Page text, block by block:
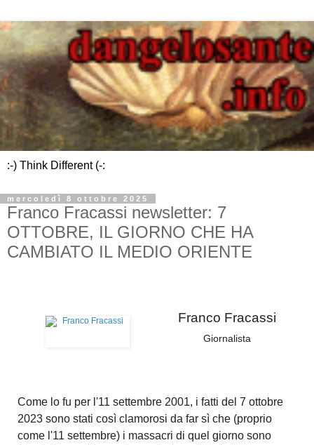
:-) Think Different (-:
mercoledì 8 ottobre 2025
Franco Fracassi newsletter: 7
OTTOBRE, IL GIORNO CHE HA
CAMBIATO IL MEDIO ORIENTE
Franco Fracassi
Giornalista
Come lo fu per l'11 settembre 2001, i fatti del 7 ottobre
2023 sono stati così clamorosi da far sì che (proprio
come l'11 settembre) i massacri di quel giorno sono